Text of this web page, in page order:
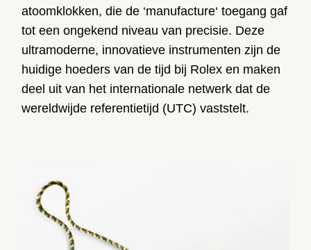
atoomklokken, die de ‘manufacture‘ toegang gaf
tot een ongekend niveau van precisie. Deze
ultramoderne, innovatieve instrumenten zijn de
huidige hoeders van de tijd bij Rolex en maken
deel uit van het internationale netwerk dat de
wereldwijde referentietijd (UTC) vaststelt.